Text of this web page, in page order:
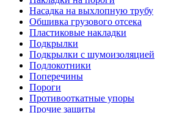
Насадка на выхлопную трубу
Обшивка грузового отсека
Пластиковые накладки
Подкрылки
Подкрылки с шумоизоляцией
Подлокотники
Поперечины
Пороги
Противооткатные упоры
Прочие защиты